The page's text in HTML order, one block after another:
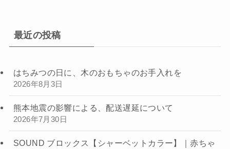
最近の投稿
はちみつの日に、木のおもちゃのお手入れを
2026年8月3日
熊本地震の影響による、配送遅延について
2026年7月30日
SOUND ブロックス【シャーベットカラー】｜赤ちゃ